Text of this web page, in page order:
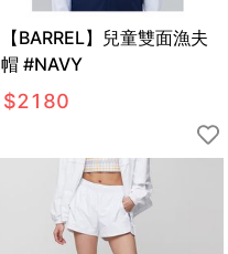
【BARREL】兒童雙面漁夫
帽 #NAVY
$2180